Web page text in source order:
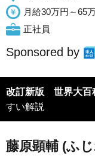
月給30万円～65
正社員
Sponsored by
改訂新版 世界大百
すい解説
藤原顕輔 (ふ